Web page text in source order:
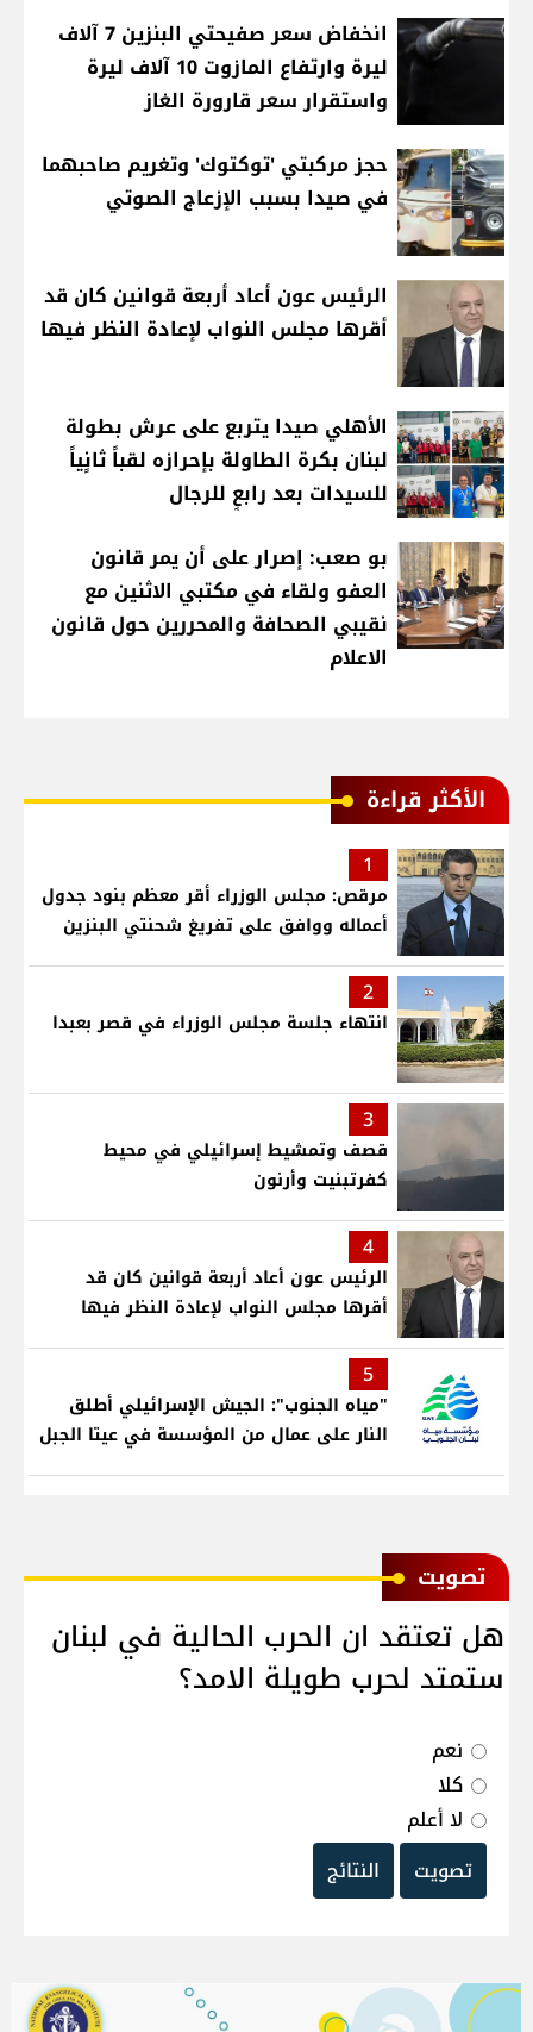
انخفاض سعر صفيحتي البنزين 7 آلاف
ليرة وارتفاع المازوت 10 آلاف ليرة
واستقرار سعر قارورة الغاز
حجز مركبتي 'توكتوك' وتغريم صاحبهما
في صيدا بسبب الإزعاج الصوتي
الرئيس عون أعاد أربعة قوانين كان قد
أقرها مجلس النواب لإعادة النظر فيها
الأهلي صيدا يتربع على عرش بطولة
لبنان بكرة الطاولة بإحرازه لقباً ثانٍياً
للسيدات بعد رابعٍ للرجال
بو صعب: إصرار على أن يمر قانون
العفو ولقاء في مكتبي الاثنين مع
نقيبي الصحافة والمحررين حول قانون
الاعلام
الأكثر قراءة
1
مرقص: مجلس الوزراء أقر معظم بنود جدول
أعماله ووافق على تفريغ شحنتي البنزين
2
انتهاء جلسة مجلس الوزراء في قصر بعبدا
3
قصف وتمشيط إسرائيلي في محيط
كفرتبنيت وأرنون
4
الرئيس عون أعاد أربعة قوانين كان قد
أقرها مجلس النواب لإعادة النظر فيها
5
"مياه الجنوب": الجيش الإسرائيلي أطلق
النار على عمال من المؤسسة في عيتا الجبل
ﺗﺼﻮﻳﺖ
هل تعتقد ان الحرب الحالية في لبنان
ستمتد لحرب طويلة الامد؟
نعم
كلا
لا أعلم
تصويت
النتائج